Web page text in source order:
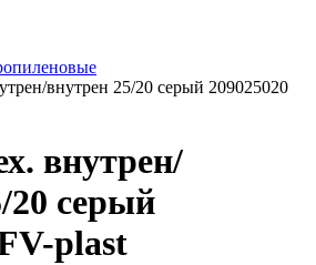
внутрен 25/20 серый 209025020
внутрен/
20 серый
plast